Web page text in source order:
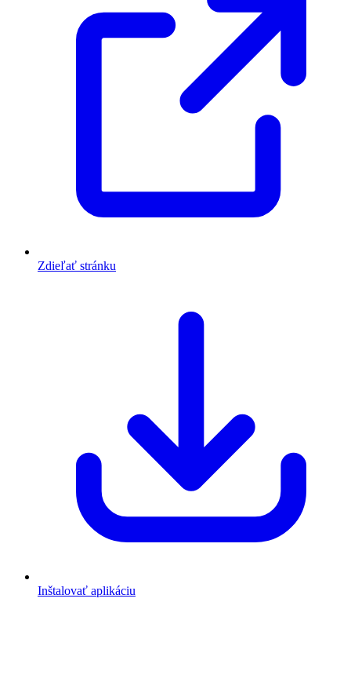
Zdieľať stránku
Inštalovať aplikáciu